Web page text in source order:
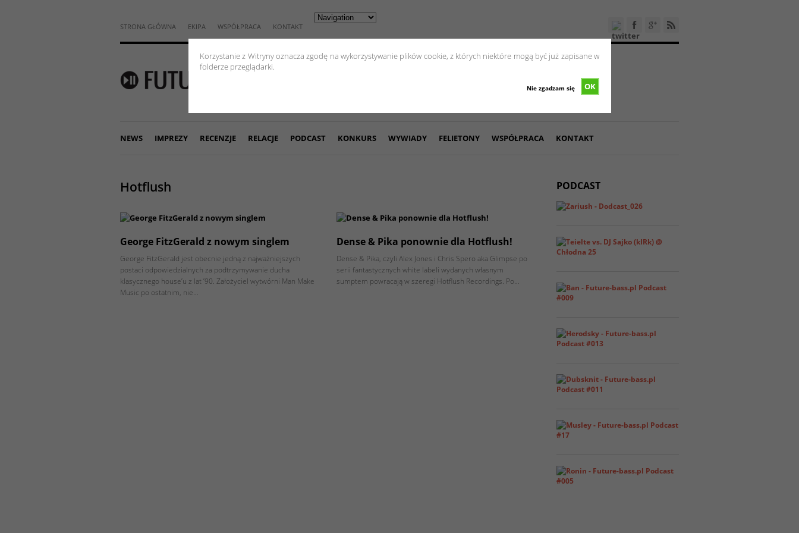
Korzystanie z Witryny oznacza zgodę na wykorzystywanie plików cookie, z których niektóre mogą być już zapisane w
folderze przeglądarki.
OK
Nie zgadzam się
STRONA GŁÓWNA EKIPA WSPÓŁPRACA KONTAKT
NEWS IMPREZY RECENZJE RELACJE PODCAST KONKURS WYWIADY FELIETONY WSPÓŁPRACA KONTAKT
Hotflush
George FitzGerald z nowym singlem
George FitzGerald jest obecnie jedną z najważniejszych
postaci odpowiedzialnych za podtrzymywanie ducha
klasycznego house’u z lat ’90. Założyciel wytwórni Man Make
Music po ostatnim, nie…
Dense & Pika ponownie dla Hotflush!
Dense & Pika, czyli Alex Jones i Chris Spero aka Glimpse po
serii fantastycznych white labeli wydanych własnym
sumptem powracają w szeregi Hotflush Recordings. Po…
PODCAST